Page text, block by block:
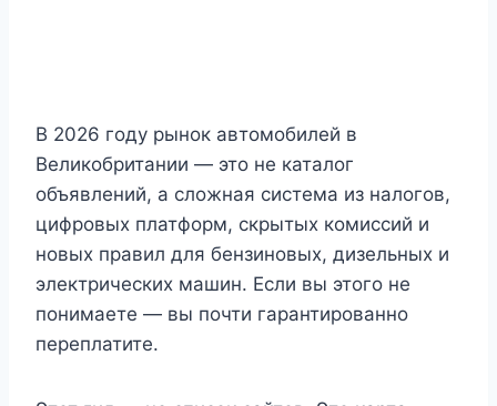
В 2026 году рынок автомобилей в
Великобритании — это не каталог
объявлений, а сложная система из налогов,
цифровых платформ, скрытых комиссий и
новых правил для бензиновых, дизельных и
электрических машин. Если вы этого не
понимаете — вы почти гарантированно
переплатите.